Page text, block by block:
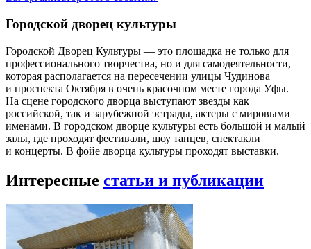
Городской дворец культуры
Городской Дворец Культуры — это площадка не только для
профессионального творчества, но и для самодеятельности,
которая располагается на пересечении улицы Чудинова
и проспекта Октября в очень красочном месте города Уфы.
На сцене городского дворца выступают звезды как
российской, так и зарубежной эстрады, актеры с мировыми
именами. В городском дворце культуры есть большой и малый
залы, где проходят фестивали, шоу танцев, спектакли
и концерты. В фойе дворца культуры проходят выставки.
Интересные статьи и публикации